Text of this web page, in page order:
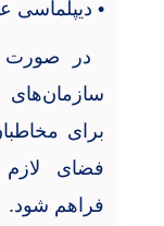
• دیپلماسی
در صورت
سازمان‌های
برای
فضای
فراهم شود.